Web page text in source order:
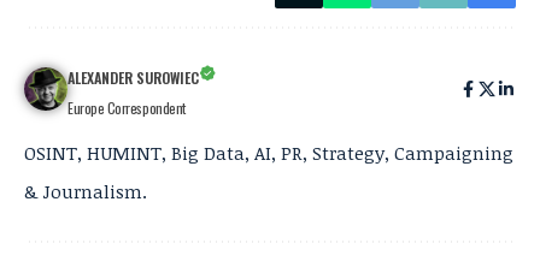
ALEXANDER SUROWIEC
Europe Correspondent
OSINT, HUMINT, Big Data, AI, PR, Strategy, Campaigning
& Journalism.